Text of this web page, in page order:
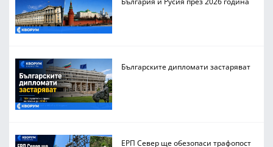
Българските дипломати застаряват
ЕРП Север ще обезопаси трафопост